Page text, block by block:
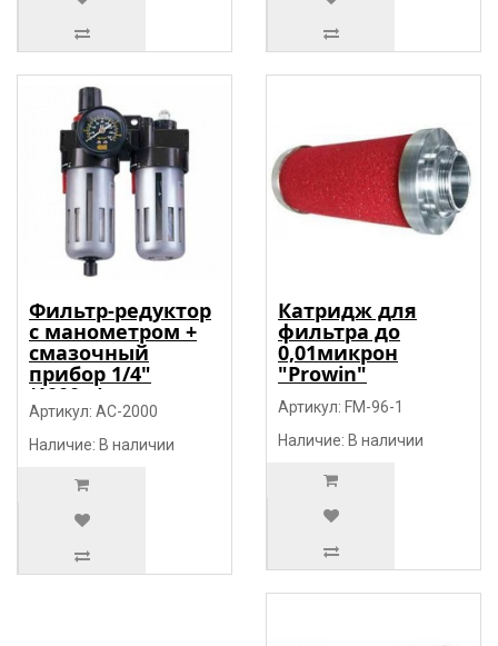
Фильтр-редуктор
с манометром +
смазочный
прибор 1/4"
(1000л/мин,
5микр.) "Prowin"
Артикул: AC-2000
Наличие: В наличии
Катридж для
фильтра до
0,01микрон
"Prowin"
Артикул: FM-96-1
Наличие: В наличии